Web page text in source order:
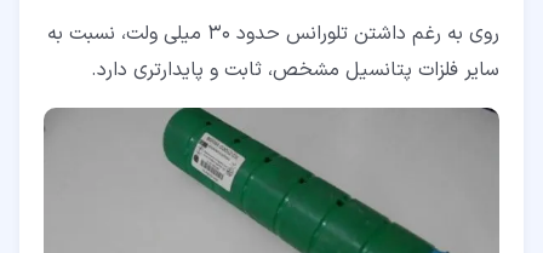
روی به رغم داشتن تلورانس حدود 30 میلی ولت، نسبت به
سایر فلزات پتانسیل مشخص، ثابت و پایدارتری دارد.